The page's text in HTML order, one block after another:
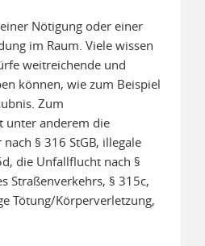
Nötigung oder einer
im Raum. Viele wissen
weitreichende und
können, wie zum Beispiel
Zum
unter anderem die
§ 316 StGB, illegale
die Unfallflucht nach §
Straßenverkehrs, § 315c,
Tötung/Körperverletzung,